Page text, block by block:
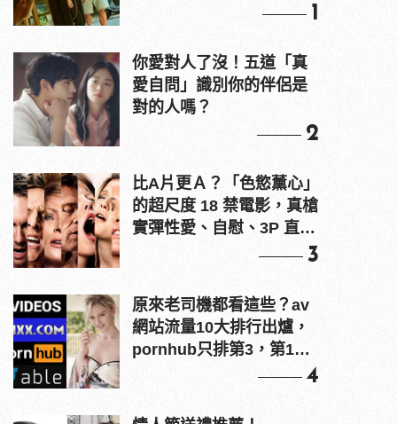
1
你愛對人了沒！五道「真
愛自問」識別你的伴侶是
對的人嗎？
2
比A片更Ａ？「色慾薰心」
的超尺度 18 禁電影，真槍
實彈性愛、自慰、3P 直接
3
原來老司機都看這些？av
網站流量10大排行出爐，
pornhub只排第3，第1名
4